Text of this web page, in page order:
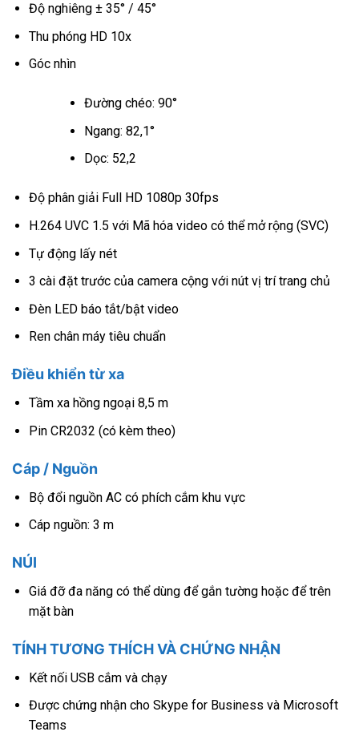
Độ nghiêng ± 35° / 45°
Thu phóng HD 10x
Góc nhìn
Đường chéo: 90°
Ngang: 82,1°
Dọc: 52,2
Độ phân giải Full HD 1080p 30fps
H.264 UVC 1.5 với Mã hóa video có thể mở rộng (SVC)
Tự động lấy nét
3 cài đặt trước của camera cộng với nút vị trí trang chủ
Đèn LED báo tắt/bật video
Ren chân máy tiêu chuẩn
Điều khiển từ xa
Tầm xa hồng ngoại 8,5 m
Pin CR2032 (có kèm theo)
Cáp / Nguồn
Bộ đổi nguồn AC có phích cắm khu vực
Cáp nguồn: 3 m
NÚI
Giá đỡ đa năng có thể dùng để gắn tường hoặc để trên
mặt bàn
TÍNH TƯƠNG THÍCH VÀ CHỨNG NHẬN
Kết nối USB cắm và chạy
Được chứng nhận cho Skype for Business và Microsoft
Teams